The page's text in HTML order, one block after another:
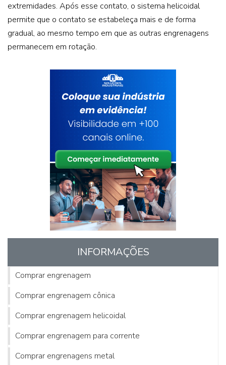
extremidades. Após esse contato, o sistema helicoidal
permite que o contato se estabeleça mais e de forma
gradual, ao mesmo tempo em que as outras engrenagens
permanecem em rotação.
INFORMAÇÕES
Comprar engrenagem
Comprar engrenagem cônica
Comprar engrenagem helicoidal
Comprar engrenagem para corrente
Comprar engrenagens metal